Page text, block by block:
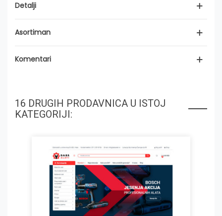
Detalji
Asortiman
Komentari
16 DRUGIH PRODAVNICA U ISTOJ
KATEGORIJI: